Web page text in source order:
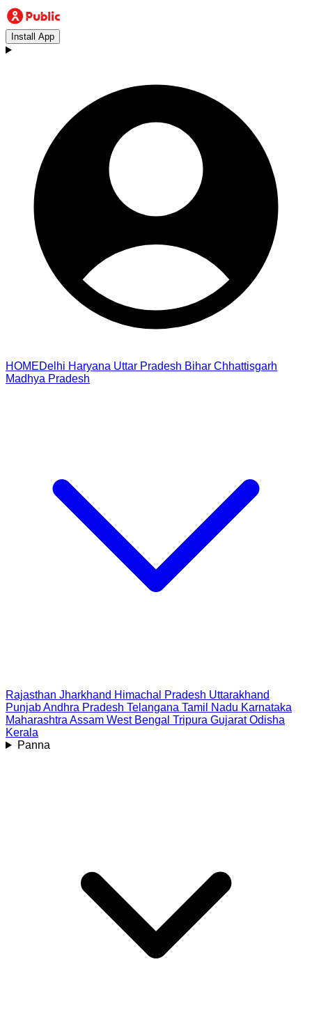
Install App
HOMEDelhi Haryana Uttar Pradesh Bihar Chhattisgarh
Madhya Pradesh
Rajasthan Jharkhand Himachal Pradesh Uttarakhand
PunjabAndhra Pradesh Telangana Tamil Nadu Karnataka
Maharashtra Assam West Bengal Tripura Gujarat Odisha
Kerala
Panna